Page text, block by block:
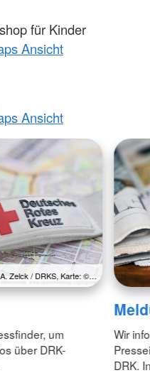
für Kinder
Ansicht
Ansicht
Zelck / DRKS, Karte: ©…
um
über DRK-
Wir
DRK.